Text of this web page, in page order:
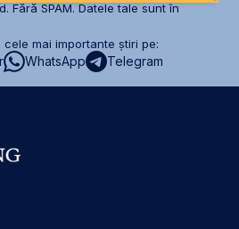
Fără SPAM. Datele tale sunt în
mai importante știri pe:
WhatsApp Telegram